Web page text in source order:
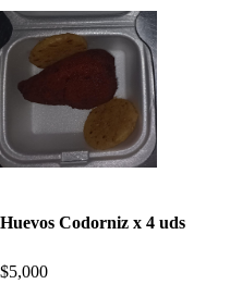
Huevos Codorniz x 4 uds
$5,000